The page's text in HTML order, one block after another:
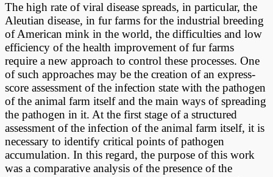
The high rate of viral disease spreads, in particular, the
Aleutian disease, in fur farms for the industrial breeding
of American mink in the world, the difficulties and low
efficiency of the health improvement of fur farms
require a new approach to control these processes. One
of such approaches may be the creation of an express-
score assessment of the infection state with the pathogen
of the animal farm itself and the main ways of spreading
the pathogen in it. At the first stage of a structured
assessment of the infection of the animal farm itself, it is
necessary to identify critical points of pathogen
accumulation. In this regard, the purpose of this work
was a comparative analysis of the presence of the